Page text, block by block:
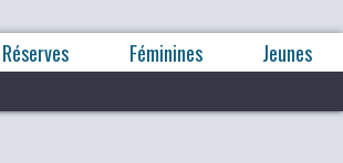
Réserves Féminines Jeunes